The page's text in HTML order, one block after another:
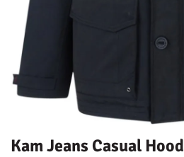
Kam Jeans Casual